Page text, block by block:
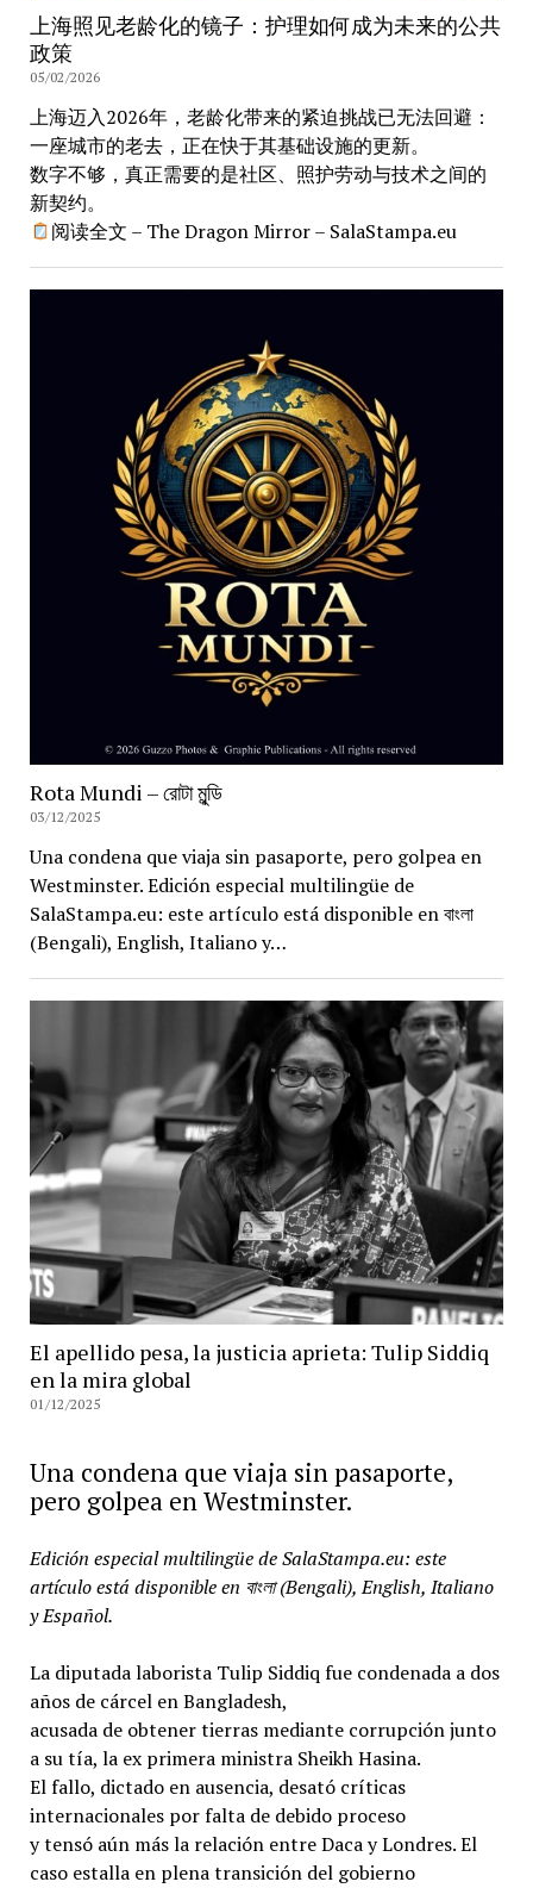
上海照见老龄化的镜子：护理如何成为未来的公共
政策
05/02/2026
上海迈入2026年，老龄化带来的紧迫挑战已无法回避：
一座城市的老去，正在快于其基础设施的更新。
数字不够，真正需要的是社区、照护劳动与技术之间的
新契约。
阅读全文 – The Dragon Mirror – SalaStampa.eu
Rota Mundi – রোটা মুন্ডি
03/12/2025
Una condena que viaja sin pasaporte, pero golpea en
Westminster. Edición especial multilingüe de
SalaStampa.eu: este artículo está disponible en বাংলা
(Bengali), English, Italiano y…
El apellido pesa, la justicia aprieta: Tulip Siddiq
en la mira global
01/12/2025
Una condena que viaja sin pasaporte,
pero golpea en Westminster.
Edición especial multilingüe de SalaStampa.eu: este
artículo está disponible en বাংলা (Bengali), English, Italiano
y Español.
La diputada laborista Tulip Siddiq fue condenada a dos
años de cárcel en Bangladesh,
acusada de obtener tierras mediante corrupción junto
a su tía, la ex primera ministra Sheikh Hasina.
El fallo, dictado en ausencia, desató críticas
internacionales por falta de debido proceso
y tensó aún más la relación entre Daca y Londres. El
caso estalla en plena transición del gobierno